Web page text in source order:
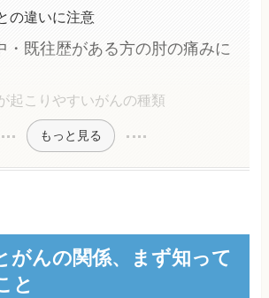
の違いに注意
・既往歴がある方の肘の痛みに
起こりやすいがんの種類
もっと見る
がんの関係、まず知って
と